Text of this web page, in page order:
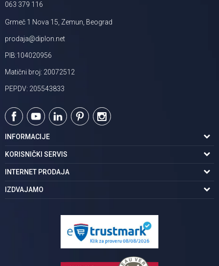
063 379 116
Grmeč 1 Nova 15, Zemun, Beograd
prodaja@diplon.net
PIB:104020956
Matični broj: 20072512
PEPDV: 205543833
INFORMACIJE
O nama
Podaci o trgovcu
Karijera | postani deo tima
KORISNIČKI SERVIS
Uslovi korišćenja
Politika privatnosti
INTERNET PRODAJA
Kako kupiti
IZDVAJAMO
Pločice za kupatilo